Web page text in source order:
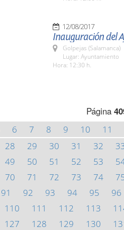
12/08/2017
Inauguración del
Golpejas (Salamanca)
Lugar: Ayuntamiento
Hora: 12:30 h.
Página
6 7 8 9 10 11
28 29 30 31 32
49 50 51 52 53
70 71 72 73 74
91 92 93 94 95 96
110 111 112 113
127 128 129 130